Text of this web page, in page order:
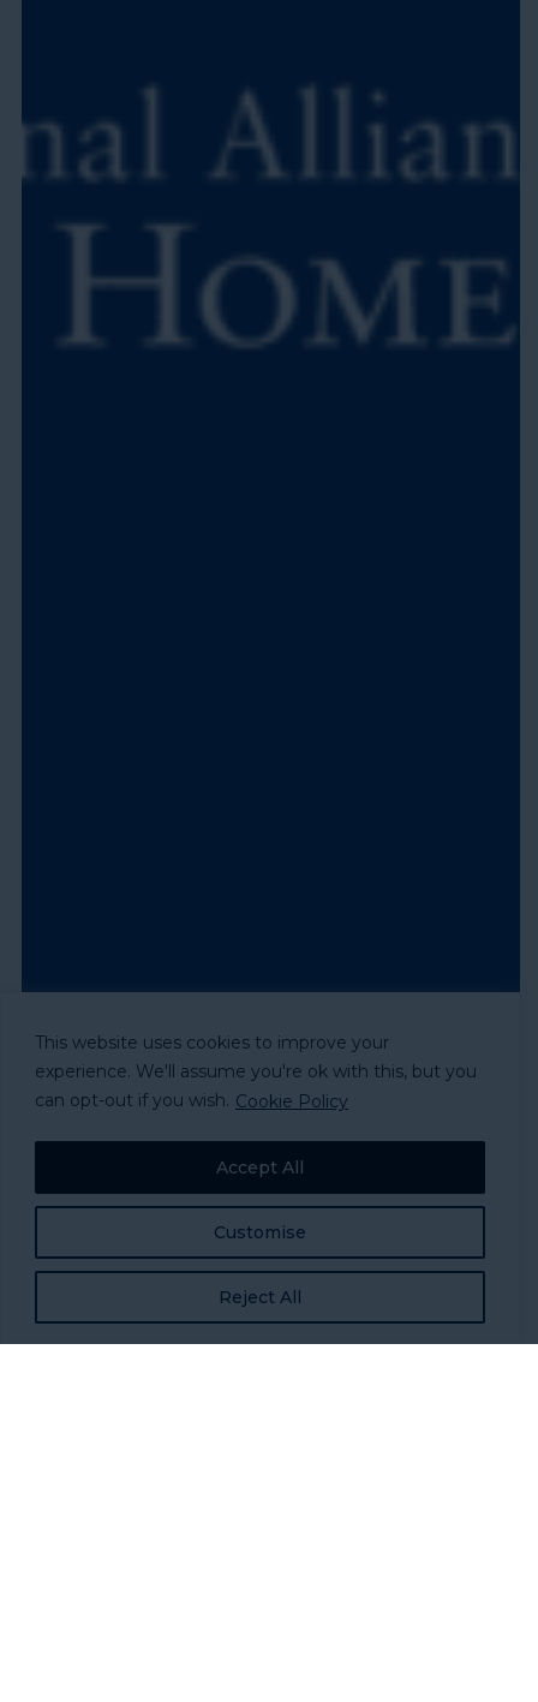
This website uses cookies to improve your
experience. We'll assume you're ok with this, but you
can opt-out if you wish. Cookie Policy
Customise
Reject All
Accept All
Serie de mesas redondas – Más
fuertes juntos: Una hoja de ruta
hacia un sistema eficaz contra el
sinhogarismo